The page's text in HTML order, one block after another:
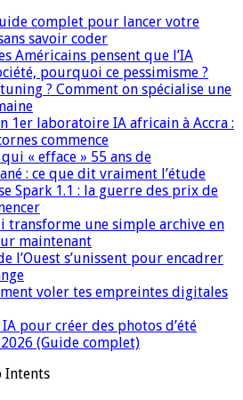
complet pour lancer votre
savoir coder
Américains pensent que l’IA
pourquoi ce pessimisme ?
? Comment on spécialise une
1er laboratoire IA africain à Accra :
commence
qui « efface » 55 ans de
: ce que dit vraiment l’étude
Spark 1.1 : la guerre des prix de
transforme une simple archive en
maintenant
l’Ouest s’unissent pour encadrer
voler tes empreintes digitales
pour créer des photos d’été
(Guide complet)
Intents